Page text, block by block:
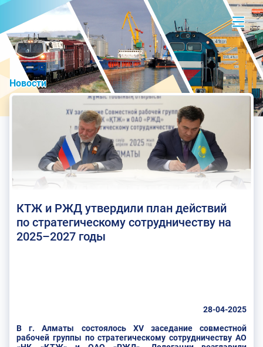
Новости
КТЖ и РЖД утвердили план действий
по стратегическому сотрудничеству на
2025–2027 годы
28-04-2025
В г. Алматы состоялось XV заседание совместной
рабочей группы по стратегическому сотрудничеству АО